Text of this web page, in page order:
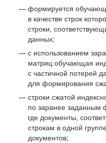
формируется
в качестве строк
строки,
данных;
с использованием
матриц обучающая
с частичной потерей
для формирования
строки сжатой
по заранее заданным
где документы,
строкам в одной
документов;